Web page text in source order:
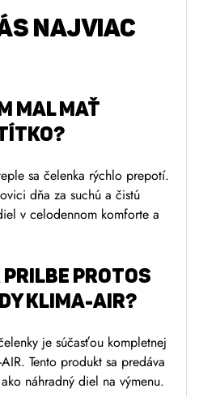
NAJVIAC
MAL MAŤ
sa čelenka rýchlo prepotí.
dňa za suchú a čistú
v celodennom komforte a
prilbe Protos
KLIMA-AIR?
je súčasťou kompletnej
Tento produkt sa predáva
náhradný diel na výmenu.